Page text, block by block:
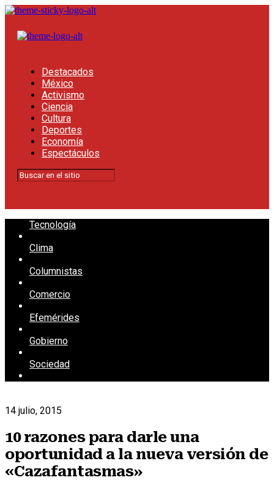
Destacados
México
Activismo
Ciencia
Cultura
Deportes
Economía
Espectáculos
Tecnología
Clima
Columnistas
Comercio
Efemérides
Gobierno
Sociedad
14 julio, 2015
10 razones para darle una
oportunidad a la nueva versión de
«Cazafantasmas»